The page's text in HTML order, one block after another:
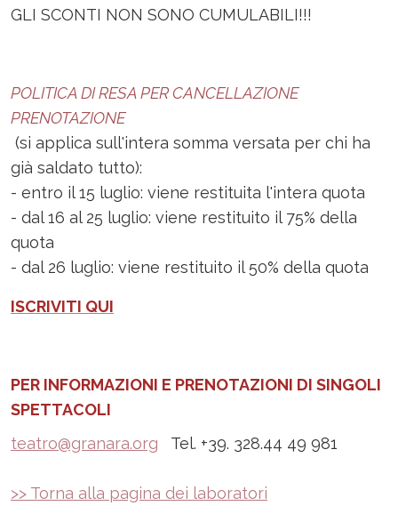
GLI SCONTI NON SONO CUMULABILI!!!
POLITICA DI RESA PER CANCELLAZIONE
PRENOTAZIONE
(si applica sull'intera somma versata per chi ha
già saldato tutto):
- entro il 15 luglio: viene restituita l'intera quota
- dal 16 al 25 luglio: viene restituito il 75% della
quota
- dal 26 luglio: viene restituito il 50% della quota
ISCRIVITI QUI
PER INFORMAZIONI E PRENOTAZIONI DI SINGOLI
SPETTACOLI
teatro@granara.org Tel. +39. 328.44 49 981
>> Torna alla pagina dei laboratori